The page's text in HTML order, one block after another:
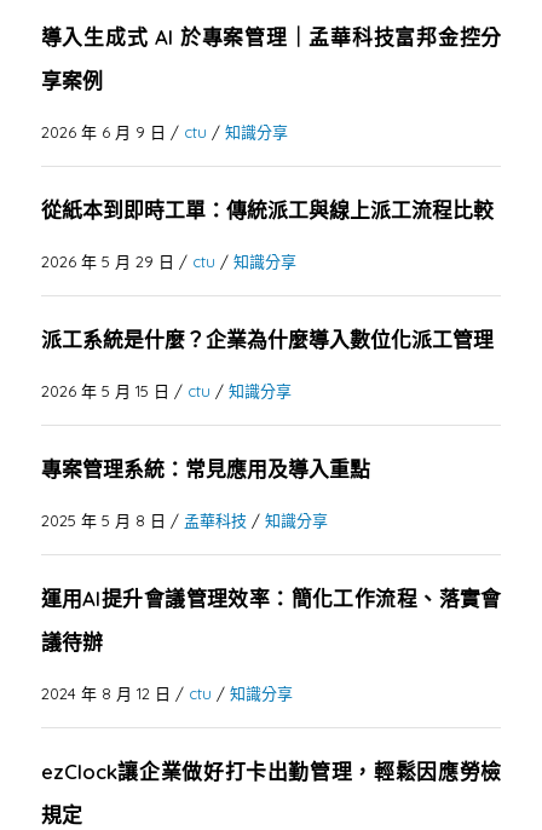
導入生成式 AI 於專案管理｜孟華科技富邦金控分
享案例
2026 年 6 月 9 日 / ctu / 知識分享
從紙本到即時工單：傳統派工與線上派工流程比較
2026 年 5 月 29 日 / ctu / 知識分享
派工系統是什麼？企業為什麼導入數位化派工管理
2026 年 5 月 15 日 / ctu / 知識分享
專案管理系統：常見應用及導入重點
2025 年 5 月 8 日 / 孟華科技 / 知識分享
運用AI提升會議管理效率：簡化工作流程、落實會
議待辦
2024 年 8 月 12 日 / ctu / 知識分享
ezClock讓企業做好打卡出勤管理，輕鬆因應勞檢
規定